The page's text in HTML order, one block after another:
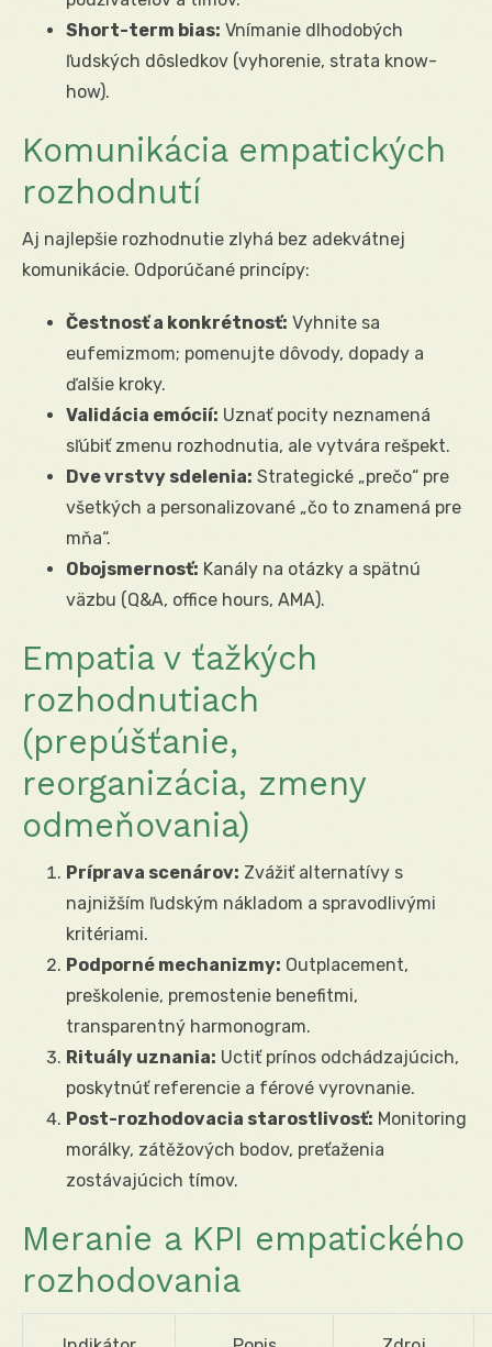
Short-term bias: Vnímanie dlhodobých
ľudských dôsledkov (vyhorenie, strata know-
how).
Komunikácia empatických
rozhodnutí
Aj najlepšie rozhodnutie zlyhá bez adekvátnej
komunikácie. Odporúčané princípy:
Čestnosť a konkrétnosť: Vyhnite sa
eufemizmom; pomenujte dôvody, dopady a
ďalšie kroky.
Validácia emócií: Uznať pocity neznamená
sľúbiť zmenu rozhodnutia, ale vytvára rešpekt.
Dve vrstvy sdelenia: Strategické „prečo“ pre
všetkých a personalizované „čo to znamená pre
mňa“.
Obojsmernosť: Kanály na otázky a spätnú
väzbu (Q&A, office hours, AMA).
Empatia v ťažkých
rozhodnutiach
(prepúšťanie,
reorganizácia, zmeny
odmeňovania)
Príprava scenárov: Zvážiť alternatívy s
najnižším ľudským nákladom a spravodlivými
kritériami.
Podporné mechanizmy: Outplacement,
preškolenie, premostenie benefitmi,
transparentný harmonogram.
Rituály uznania: Uctiť prínos odchádzajúcich,
poskytnúť referencie a férové vyrovnanie.
Post-rozhodovacia starostlivosť: Monitoring
morálky, zátěžových bodov, preťaženia
zostávajúcich tímov.
Meranie a KPI empatického
rozhodovania